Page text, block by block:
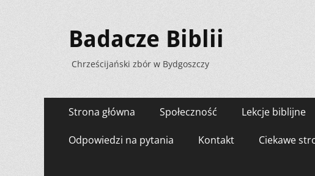
Badacze Biblii
Chrześcijański zbór w Bydgoszczy
Menu
zawartości
Strona główna Społeczność Lekcje biblijne
Odpowiedzi na pytania Kontakt Ciekawe